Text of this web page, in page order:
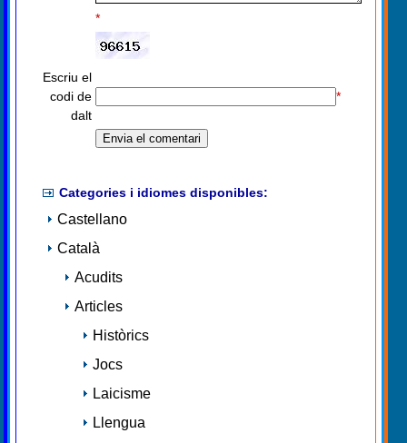
*
Escriu el
codi de
dalt
*
Categories i idiomes disponibles:
Castellano
Català
Acudits
Articles
Històrics
Jocs
Laicisme
Llengua